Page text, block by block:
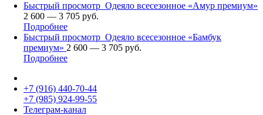
Быстрый просмотр Одеяло всесезонное «Амур премиум»
2 600 — 3 705 руб.
Подробнее
Быстрый просмотр Одеяло всесезонное «Бамбук
премиум» 2 600 — 3 705 руб.
Подробнее
+7 (916) 440-70-44
+7 (985) 924-99-55
Телеграм-канал